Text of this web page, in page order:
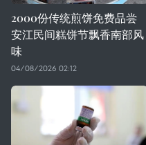
2000份传统煎饼免费品尝
安江民间糕饼节飘香南部风
味
04/08/2026 02:12